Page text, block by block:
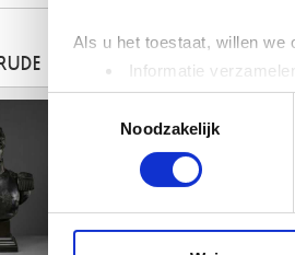
Als u het toestaat, willen we
Informatie
Uw apparaat
Lees meer over hoe uw
Toestemmingsselectie
Noodzakelijk